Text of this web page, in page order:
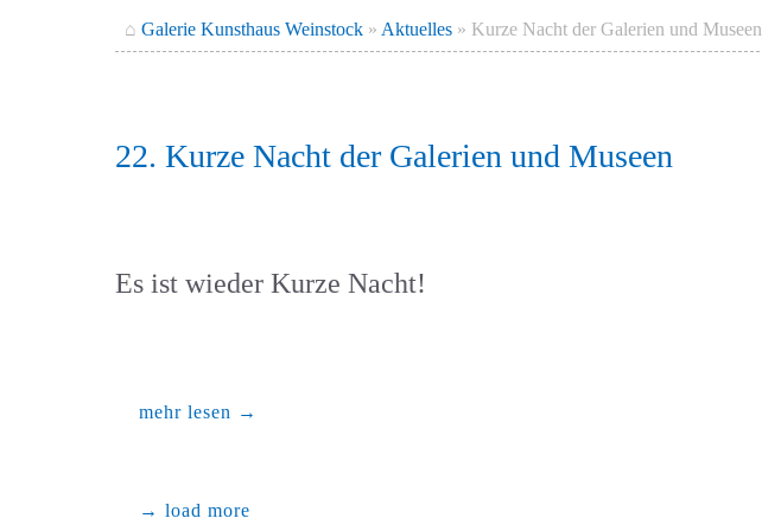
⌂ Galerie Kunsthaus Weinstock » Aktuelles » Kurze Nacht der Galerien und Museen
22. Kurze Nacht der Galerien und Museen
Es ist wieder Kurze Nacht!
mehr lesen →
→ load more